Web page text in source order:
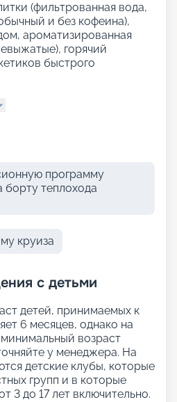
(фильтрованная вода,
и без кофеина),
ароматизированная
горячий
быстрого
программу
борту теплохода
круиза
с детьми
детей, принимаемых к
6 месяцев, однако на
возраст
у менеджера. На
детские клубы, которые
групп и в которые
3 до 17 лет включительно.